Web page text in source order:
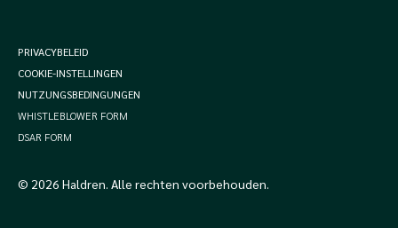
© 2026 Haldren. Alle rechten voorbehouden.
PRIVACYBELEID
COOKIE-INSTELLINGEN
NUTZUNGSBEDINGUNGEN
WHISTLEBLOWER FORM
DSAR FORM